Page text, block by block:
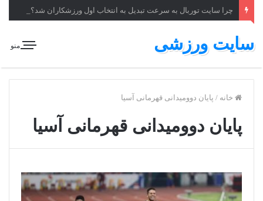
چرا سایت توربال به ‌سرعت تبدیل به انتخاب اول ورزشکاران شد؟
منو سایت ورزشی
خانه / پایان دوومیدانی قهرمانی آسیا
پایان دوومیدانی قهرمانی آسیا